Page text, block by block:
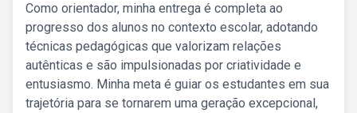
Como orientador, minha entrega é completa ao
progresso dos alunos no contexto escolar, adotando
técnicas pedagógicas que valorizam relações
autênticas e são impulsionadas por criatividade e
entusiasmo. Minha meta é guiar os estudantes em sua
trajetória para se tornarem uma geração excepcional,